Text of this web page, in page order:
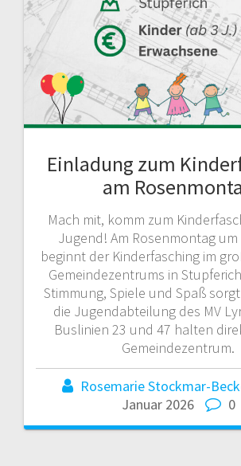
Einladung zum
am
Mach mit, komm zum
Jugend! Am Rosenmontag
beginnt der Kinderfasching im
Gemeindezentrums in
Stimmung, Spiele und Spaß
die Jugendabteilung des MV
Buslinien 23 und 47 halten
Gemeindezentrum.
Rosemarie Stockmar-
Januar 2026
0